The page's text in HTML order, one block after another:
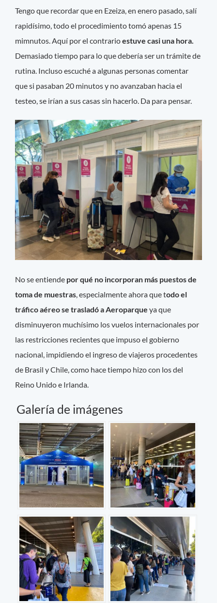
Tengo que recordar que en Ezeiza, en enero pasado, salí
rapidísimo, todo el procedimiento tomó apenas 15
mimnutos. Aquí por el contrarioestuve casi una hora.
Demasiado tiempo para lo que debería ser un trámite de
rutina. Incluso escuché a algunas personas comentar
que si pasaban 20 minutos y no avanzaban hacia el
testeo, se irían a sus casas sin hacerlo. Da para pensar.
No se entiende por qué no incorporan más puestos de
toma de muestras, especialmente ahora que todo el
tráfico aéreo se trasladó a Aeroparqueya que
disminuyeron muchísimo los vuelos internacionales por
las restricciones recientes que impuso el gobierno
nacional, impidiendo el ingreso de viajeros procedentes
de Brasil y Chile, como hace tiempo hizo con los del
Reino Unido e Irlanda.
Galería de imágenes